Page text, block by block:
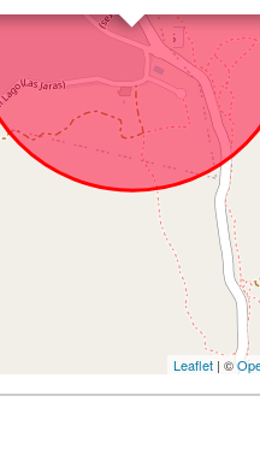
Leaflet | ©